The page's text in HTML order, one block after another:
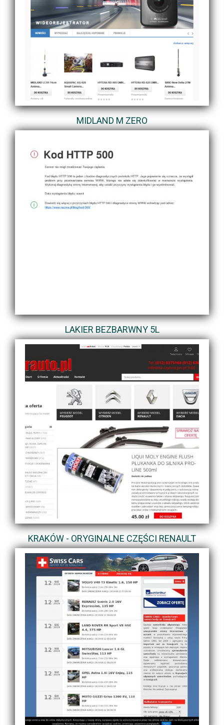
MIDLAND M ZERO
LAKIER BEZBARWNY 5L
KRAKÓW - ORYGINALNE CZĘŚCI RENAULT